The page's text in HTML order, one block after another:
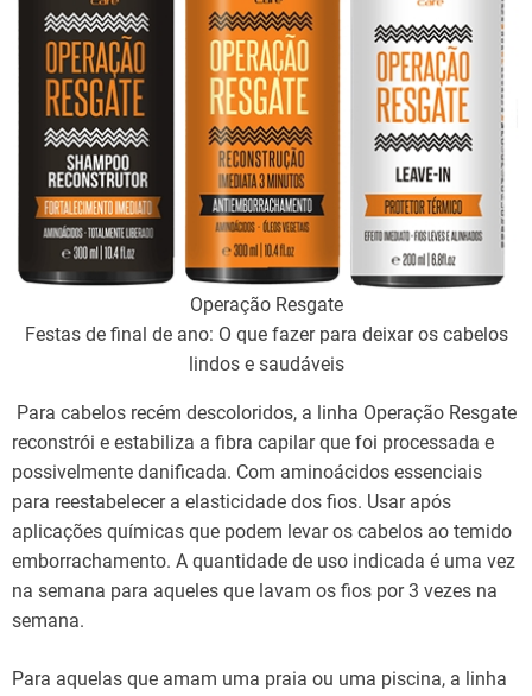
Operação Resgate
Festas de final de ano: O que fazer para deixar os cabelos
lindos e saudáveis
Para cabelos recém descoloridos, a linha Operação Resgate
reconstrói e estabiliza a fibra capilar que foi processada e
possivelmente danificada. Com aminoácidos essenciais
para reestabelecer a elasticidade dos fios. Usar após
aplicações químicas que podem levar os cabelos ao temido
emborrachamento. A quantidade de uso indicada é uma vez
na semana para aqueles que lavam os fios por 3 vezes na
semana.
Para aquelas que amam uma praia ou uma piscina, a linha